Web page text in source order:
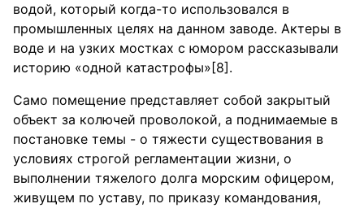
водой, который когда-то использовался в
промышленных целях на данном заводе. Актеры в
воде и на узких мостках с юмором рассказывали
историю «одной катастрофы»[8].
Само помещение представляет собой закрытый
объект за колючей проволокой, а поднимаемые в
постановке темы - о тяжести существования в
условиях строгой регламентации жизни, о
выполнении тяжелого долга морским офицером,
живущем по уставу, по приказу командования,